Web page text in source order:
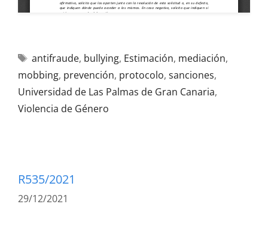
antifraude, bullying, Estimación, mediación,
mobbing, prevención, protocolo, sanciones,
Universidad de Las Palmas de Gran Canaria,
Violencia de Género
R535/2021
29/12/2021